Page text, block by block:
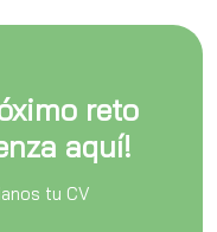
reto
aquí!
tu CV